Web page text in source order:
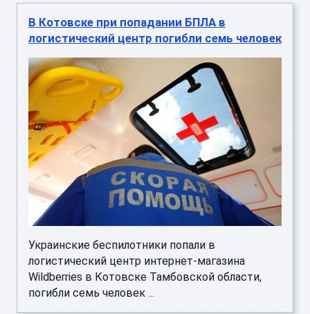
В Котовске при попадании БПЛА в
логистический центр погибли семь человек
Украинские беспилотники попали в
логистический центр интернет-магазина
Wildberries в Котовске Тамбовской области,
погибли семь человек ...